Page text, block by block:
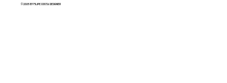
© 2025 BY FILIPE COSTA DESIGNER